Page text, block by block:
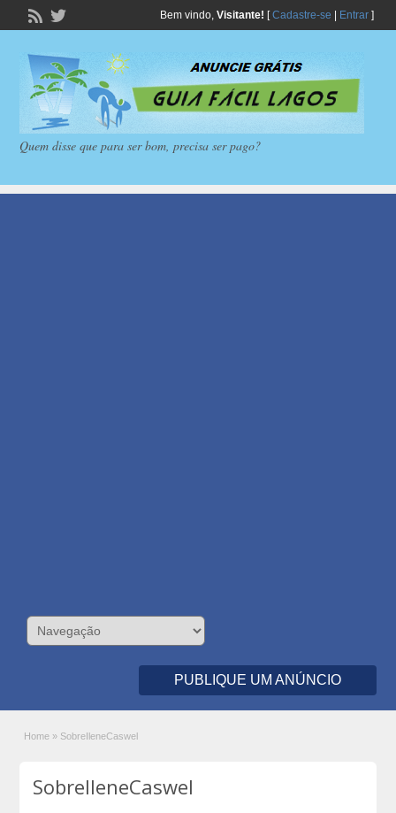
Bem vindo, Visitante! [Cadastre-se Entrar]
Quem disse que para ser bom, precisa ser pago?
PUBLIQUE UM ANÚNCIO
Home » SobreIleneCaswel
SobreIleneCaswel